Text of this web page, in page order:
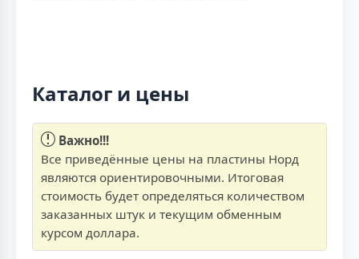
Каталог и цены
Важно!!!
Все приведённые цены на пластины Норд
являются ориентировочными. Итоговая
стоимость будет определяться количеством
заказанных штук и текущим обменным
курсом доллара.